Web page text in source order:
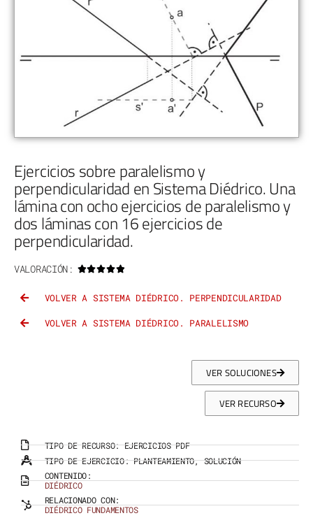
Ejercicios sobre paralelismo y
perpendicularidad en Sistema Diédrico. Una
lámina con ocho ejercicios de paralelismo y
dos láminas con 16 ejercicios de
perpendicularidad.
VALORACIÓN: 
VOLVER A SISTEMA DIÉDRICO. PERPENDICULARIDAD
VOLVER A SISTEMA DIÉDRICO. PARALELISMO
VER SOLUCIONES
VER RECURSO
TIPO DE RECURSO:EJERCICIOS PDF
TIPO DE EJERCICIO:PLANTEAMIENTO,SOLUCIÓN
CONTENIDO:
DIÉDRICO
RELACIONADO CON:
DIÉDRICO FUNDAMENTOS